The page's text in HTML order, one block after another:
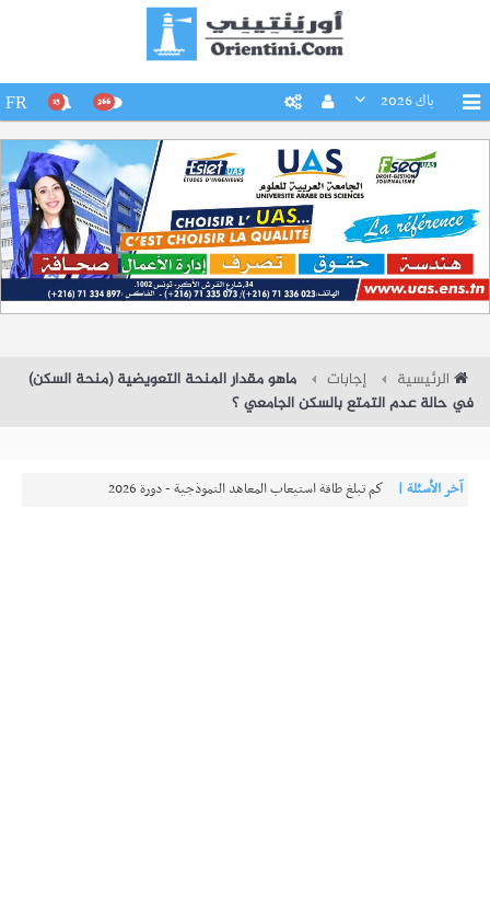
باك 2026 266
15
FR
الرئيسية إجابات
ماهو مقدار المنحة التعويضية (منحة السكن)
في حالة عدم التمتع بالسكن الجامعي ؟
آخر الأسئلة | كم تبلغ طاقة استيعاب المعاهد النموذجية - دورة 2026